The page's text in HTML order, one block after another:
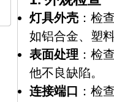
灯具外壳 ：检
如铝合金、塑
表面处理 ：检
他不良缺陷。
连接端口 ：检